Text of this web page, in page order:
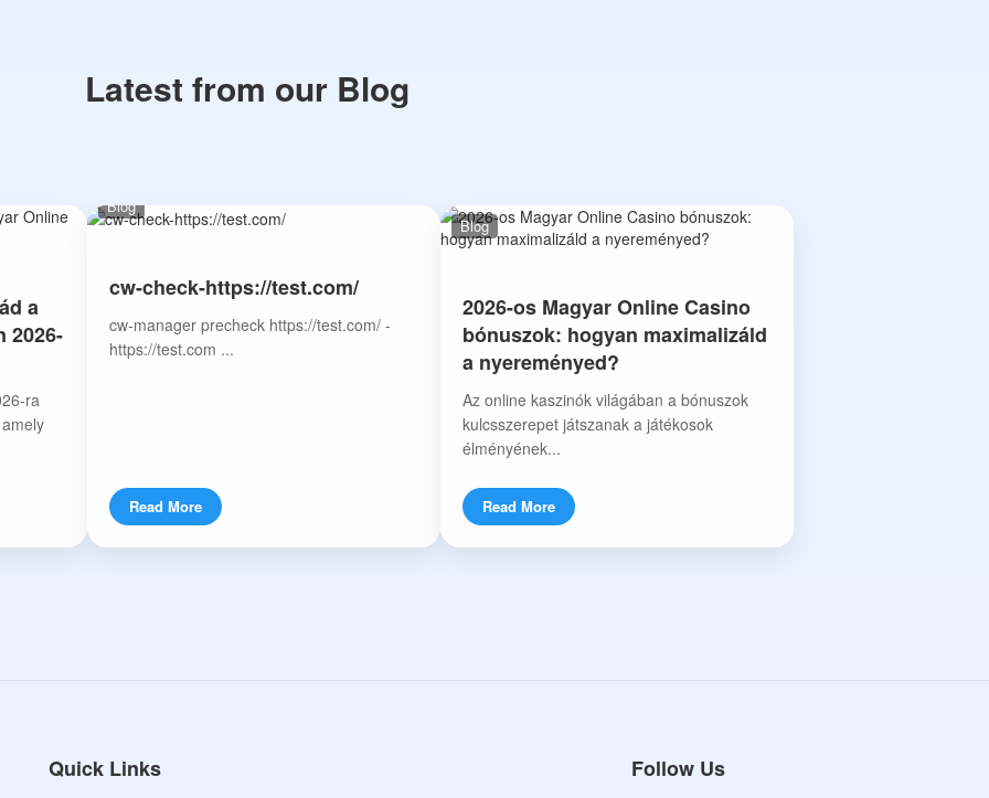
Latest from our Blog
a
2026-
ra
Blog
cw-check-https://test.com/
cw-manager precheck https://test.com/ -
https://test.com ...
Read More
Blog
2026-os Magyar Online Casino
bónuszok: hogyan maximalizáld
a nyereményed?
Az online kaszinók világában a bónuszok
kulcsszerepet játszanak a játékosok
élményének...
Read More
Quick Links Follow Us